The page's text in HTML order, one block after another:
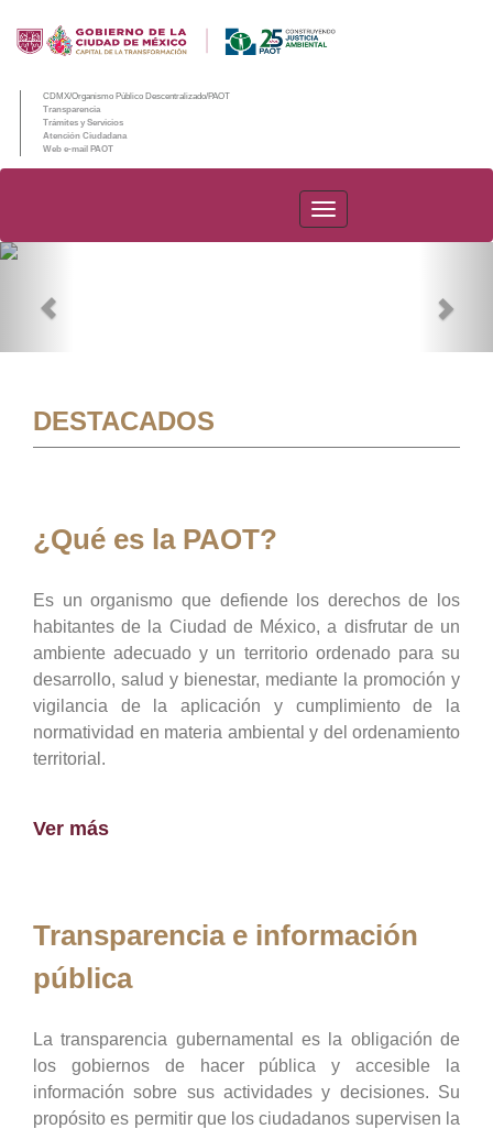
CDMX/Organismo Público Descentralizado/PAOT
Transparencia
Trámites y Servicios
Atención Ciudadana
Web e-mail PAOT
PAOT
DESTACADOS
¿Qué es la PAOT?
Es un organismo que defiende los derechos de los
habitantes de la Ciudad de México, a disfrutar de un
ambiente adecuado y un territorio ordenado para su
desarrollo, salud y bienestar, mediante la promoción y
vigilancia de la aplicación y cumplimiento de la
normatividad en materia ambiental y del ordenamiento
territorial.
Ver más
Transparencia e información
pública
La transparencia gubernamental es la obligación de
los gobiernos de hacer pública y accesible la
información sobre sus actividades y decisiones. Su
propósito es permitir que los ciudadanos supervisen la